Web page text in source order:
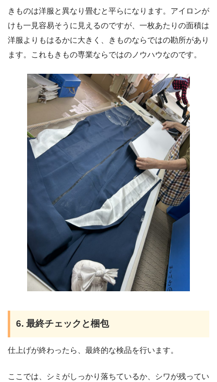
きものは洋服と異なり畳むと平らになります。アイロンが
けも一見容易そうに見えるのですが、一枚あたりの面積は
洋服よりもはるかに大きく、きものならではの勘所があり
ます。これもきもの専業ならではのノウハウなのです。
6. 最終チェックと梱包
仕上げが終わったら、最終的な検品を行います。
ここでは、シミがしっかり落ちているか、シワが残ってい